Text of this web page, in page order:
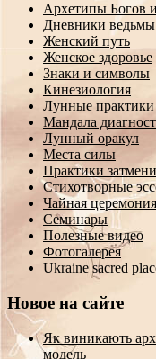
Архетипы Богов
Дневники ведьмы
Женский путь
Женское здоровье
Знаки и символы
Кинезиология
Лунные практики
Мандала
Лунный оракул
Места силы
Практики
Стихотворные
Чайная церемония
Семинары
Полезные видео
Фотогалерея
Ukraine sacred
Новое на сайте
Як виникають
модель